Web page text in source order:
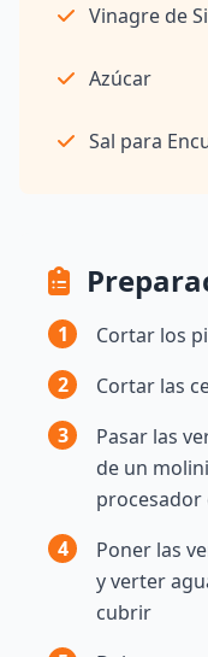
Vinagre de
Azúcar
Sal para
1
Cortar los
2
Cortar las
3
Pasar las
de un
procesador
4
Poner las
y verter
cubrir